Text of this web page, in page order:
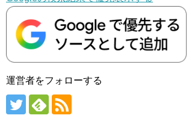
運営者をフォローする